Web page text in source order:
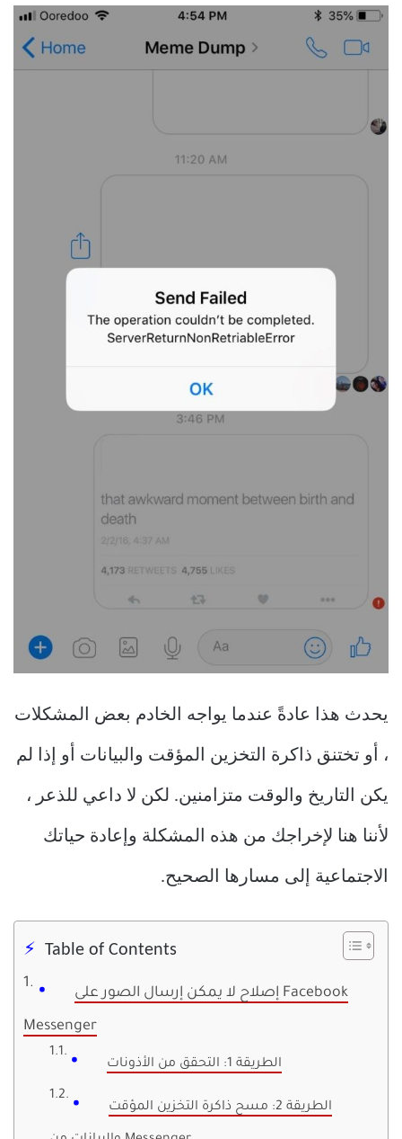
يحدث هذا عادةً عندما يواجه الخادم بعض المشكلات
، أو تختنق ذاكرة التخزين المؤقت والبيانات أو إذا لم
يكن التاريخ والوقت متزامنين. لكن لا داعي للذعر ،
لأننا هنا لإخراجك من هذه المشكلة وإعادة حياتك
الاجتماعية إلى مسارها الصحيح.
Table of Contents
إصلاح لا يمكن إرسال الصور على Facebook
Messenger
الطريقة 1: التحقق من الأذونات
الطريقة 2: مسح ذاكرة التخزين المؤقت